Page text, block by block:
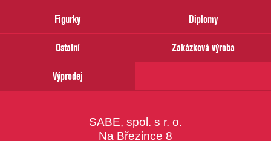
email
Figurky
Diplomy
Ostatní
Zakázková výroba
Výprodej
SABE, spol. s r. o.
Na Březince 8